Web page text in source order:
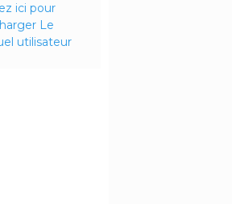
ici pour
Le
utilisateur